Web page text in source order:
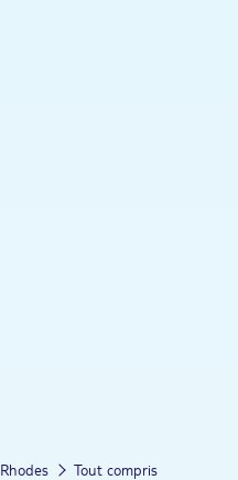
Rhodes Tout compris